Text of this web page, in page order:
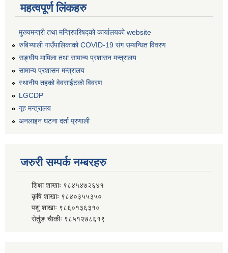
महत्वपूर्ण लिंकहरु
मुख्यमन्त्री तथा मन्त्रिपरिषद्को कार्यालयको website
रुबिभ्याली गाउँपालिकाको COVID-19 संग सम्बन्धित विवरण
सङ्‍घीय मामिला तथा सामान्य प्रशासन मन्त्रालय
सामान्य प्रशासन मन्त्रालय
स्थानीय तहको वेवसाईटको विवरण
LGCDP
गृह मन्त्रालय
अनलाइन घटना दर्ता प्रणाली
जरुरी सम्पर्क नम्बरहरु
शिक्षा शाखाः ९८४५४७२६४१
कृषि शाखाः ९८४०३५५३५०
पशु शाखाः ९८६०१३६३१०
सेर्तुङ चैाकीः ९८५१२७८६१९